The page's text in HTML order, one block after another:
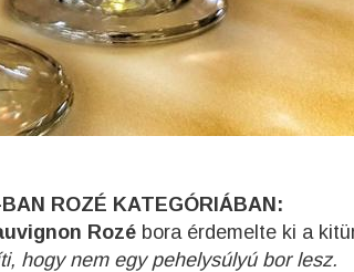
ROZÉ KATEGÓRIÁBAN:
Rozé bora érdemelte ki a
hogy nem egy pehelysúlyú bor lesz.